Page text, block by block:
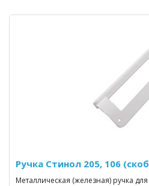
Ручка Стинол 205, 106
Металлическая (железная) ручка